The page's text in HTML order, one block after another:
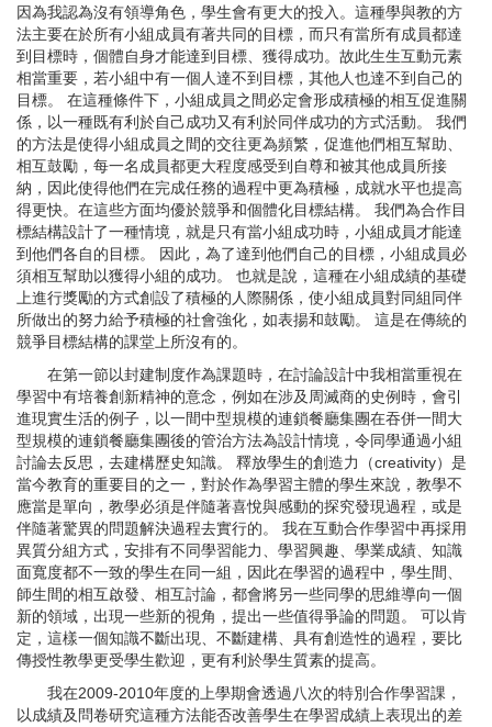
因為我認為沒有領導角色，學生會有更大的投入。這種學與教的方
法主要在於所有小組成員有著共同的目標，而只有當所有成員都達
到目標時，個體自身才能達到目標、獲得成功。故此生生互動元素
相當重要，若小組中有一個人達不到目標，其他人也達不到自己的
目標。 在這種條件下，小組成員之間必定會形成積極的相互促進關
係，以一種既有利於自己成功又有利於同伴成功的方式活動。 我們
的方法是使得小組成員之間的交往更為頻繁，促進他們相互幫助、
相互鼓勵，每一名成員都更大程度感受到自尊和被其他成員所接
納，因此使得他們在完成任務的過程中更為積極，成就水平也提高
得更快。在這些方面均優於競爭和個體化目標結構。 我們為合作目
標結構設計了一種情境，就是只有當小組成功時，小組成員才能達
到他們各自的目標。 因此，為了達到他們自己的目標，小組成員必
須相互幫助以獲得小組的成功。 也就是說，這種在小組成績的基礎
上進行獎勵的方式創設了積極的人際關係，使小組成員對同組同伴
所做出的努力給予積極的社會強化，如表揚和鼓勵。 這是在傳統的
競爭目標結構的課堂上所沒有的。
在第一節以封建制度作為課題時，在討論設計中我相當重視在
學習中有培養創新精神的意念，例如在涉及周滅商的史例時，會引
進現實生活的例子，以一間中型規模的連鎖餐廳集團在吞併一間大
型規模的連鎖餐廳集團後的管治方法為設計情境，令同學通過小組
討論去反思，去建構歷史知識。 釋放學生的創造力（creativity）是
當今教育的重要目的之一，對於作為學習主體的學生來說，教學不
應當是單向，教學必須是伴隨著喜悅與感動的探究發現過程，或是
伴隨著驚異的問題解決過程去實行的。 我在互動合作學習中再採用
異質分組方式，安排有不同學習能力、學習興趣、學業成績、知識
面寬度都不一致的學生在同一組，因此在學習的過程中，學生間、
師生間的相互啟發、相互討論，都會將另一些同學的思維導向一個
新的領域，出現一些新的視角，提出一些值得爭論的問題。 可以肯
定，這樣一個知識不斷出現、不斷建構、具有創造性的過程，要比
傳授性教學更受學生歡迎，更有利於學生質素的提高。
我在2009-2010年度的上學期會透過八次的特別合作學習課，
以成績及問卷研究這種方法能否改善學生在學習成績上表現出的差